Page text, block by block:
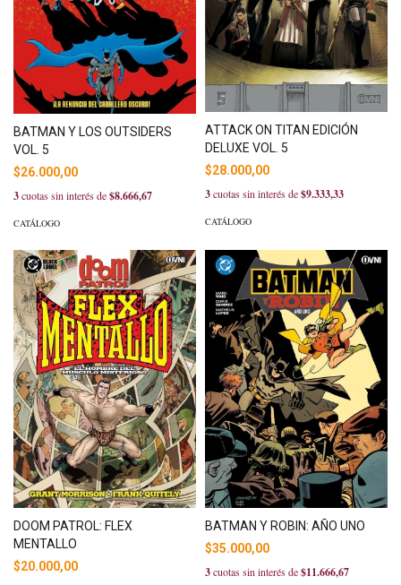
BATMAN Y LOS OUTSIDERS
VOL. 5
$26.000,00
3cuotas sin interés de$8.666,67
CATÁLOGO
ATTACK ON TITAN EDICIÓN
DELUXE VOL. 5
$28.000,00
3cuotas sin interés de$9.333,33
CATÁLOGO
DOOM PATROL: FLEX
MENTALLO
$20.000,00
BATMAN Y ROBIN: AÑO UNO
$35.000,00
3cuotas sin interés de$11.666,67